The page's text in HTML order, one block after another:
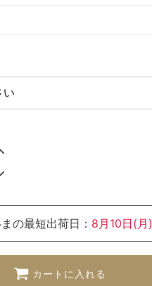
の最短出荷日： 8月10日(月)
カートに入れる